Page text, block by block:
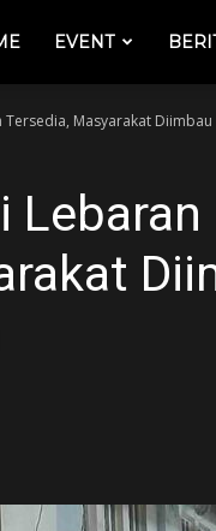
EVENT
Masyarakat
Lebaran